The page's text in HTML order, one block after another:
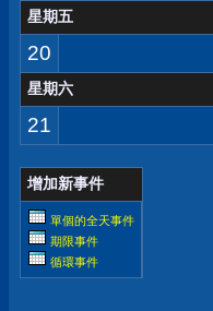
星期五
20
星期六
21
增加新事件
單個的全天事件
期限事件
循環事件